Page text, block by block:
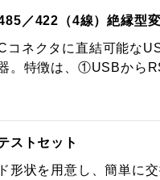
／422（4線）絶縁型
コネクタに直結可能な
。特徴は、①USBから
ストセット
形状を用意し、簡単に